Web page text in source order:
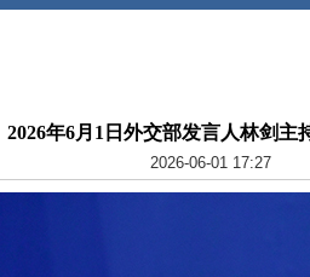
2026年6月1日外交部发言人林剑主
2026-06-01 17:27